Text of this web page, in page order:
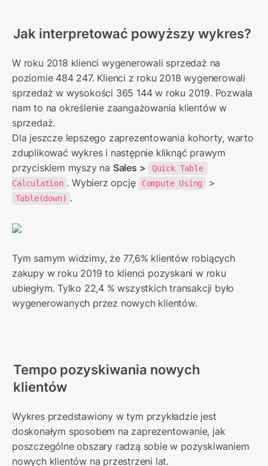
Jak interpretować powyższy wykres?
W roku 2018 klienci wygenerowali sprzedaż na
poziomie 484 247. Klienci z roku 2018 wygenerowali
sprzedaż w wysokości 365 144 w roku 2019. Pozwala
nam to na określenie zaangażowania klientów w
sprzedaż.
Dla jeszcze lepszego zaprezentowania kohorty, warto
zduplikować wykres i następnie kliknąć prawym
przyciskiem myszy na Sales >
Quick Table
Calculation . Wybierz opcję Compute Using
Table(down) .
Tym samym widzimy, że 77,6% klientów robiących
zakupy w roku 2019 to klienci pozyskani w roku
ubiegłym. Tylko 22,4 % wszystkich transakcji było
wygenerowanych przez nowych klientów.
Tempo pozyskiwania nowych
klientów
Wykres przedstawiony w tym przykładzie jest
doskonałym sposobem na zaprezentowanie, jak
poszczególne obszary radzą sobie w pozyskiwaniem
nowych klientów na przestrzeni lat.